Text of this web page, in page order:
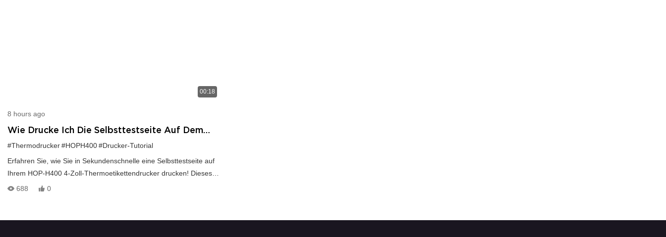
00:18
8 hours ago
Wie Drucke Ich Die Selbsttestseite Auf Dem
HOP-H400?
#Thermodrucker#HOPH400#Drucker-Tutorial
Erfahren Sie, wie Sie in Sekundenschnelle eine Selbsttestseite auf
Ihrem HOP-H400 4-Zoll-Thermoetikettendrucker drucken! Dieses
kurze Tutorial hilft Ihnen, Druckqualität, Verbindungsstatus und
Einsteiger – folgen Sie einfach den Schritten und Ihr Drucker ist
688 0